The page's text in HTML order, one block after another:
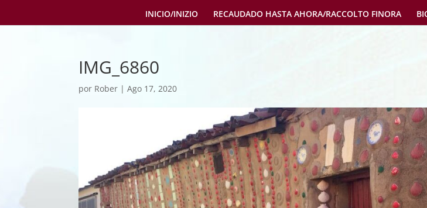
INICIO/INIZIO RECAUDADO HASTA AHORA/RACCOLTO FINORA
IMG_6860
por Rober |Ago 17, 2020